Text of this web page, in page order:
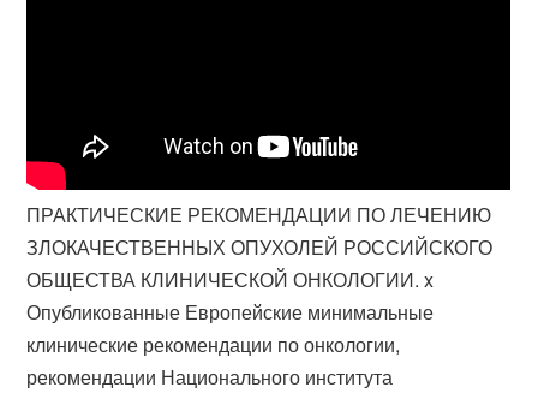
ПРАКТИЧЕСКИЕ РЕКОМЕНДАЦИИ ПО ЛЕЧЕНИЮ
ЗЛОКАЧЕСТВЕННЫХ ОПУХОЛЕЙ РОССИЙСКОГО
ОБЩЕСТВА КЛИНИЧЕСКОЙ ОНКОЛОГИИ. x
Опубликованные Европейские минимальные
клинические рекомендации по онкологии,
рекомендации Национального института